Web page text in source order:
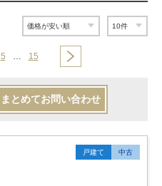
5 … 15
まとめてお問い合わせ
戸建て 中古